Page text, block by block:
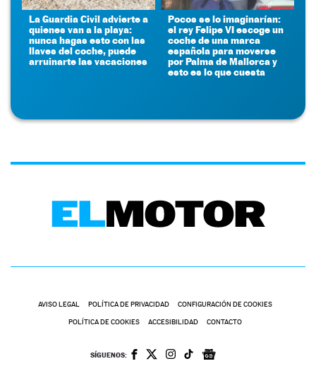
La Guardia Civil advierte a
quienes van a la playa:
nunca hagas esto con las
llaves del coche, puede
arruinarte las vacaciones
Pocos se lo imaginarían:
el rey Felipe VI escoge un
coche de una marca
española para moverse
por Palma de Mallorca y
esto es lo que cuesta
AVISO LEGAL POLÍTICA DE PRIVACIDAD CONFIGURACIÓN DE COOKIES
POLÍTICA DE COOKIES ACCESIBILIDAD CONTACTO
SÍGUENOS: